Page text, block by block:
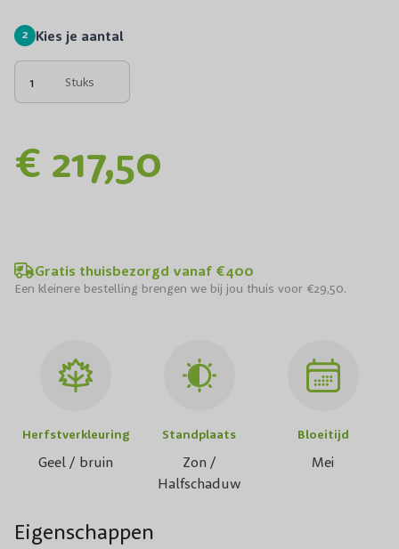
2 Kies je aantal
Stuks
€ 217,50
Gratis thuisbezorgd vanaf €400
Een kleinere bestelling brengen we bij jou thuis voor €29,50.
Herfstverkleuring
Geel / bruin
Standplaats
Zon /
Halfschaduw
Bloeitijd
Mei
Eigenschappen